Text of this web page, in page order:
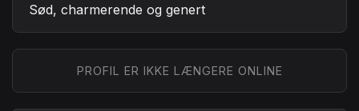
Sød, charmerende og genert
PROFIL ER IKKE LÆNGERE ONLINE